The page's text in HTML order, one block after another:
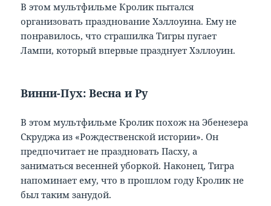
В этом мультфильме Кролик пытался
организовать празднование Хэллоуина. Ему не
понравилось, что страшилка Тигры пугает
Лампи, который впервые празднует Хэллоуин.
Винни-Пух: Весна и Ру
В этом мультфильме Кролик похож на Эбенезера
Скруджа из «Рождественской истории». Он
предпочитает не праздновать Пасху, а
заниматься весенней уборкой. Наконец, Тигра
напоминает ему, что в прошлом году Кролик не
был таким занудой.